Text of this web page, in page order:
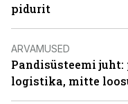
pidurit
ARVAMUSED
Pandisüsteemi
logistika, mitte